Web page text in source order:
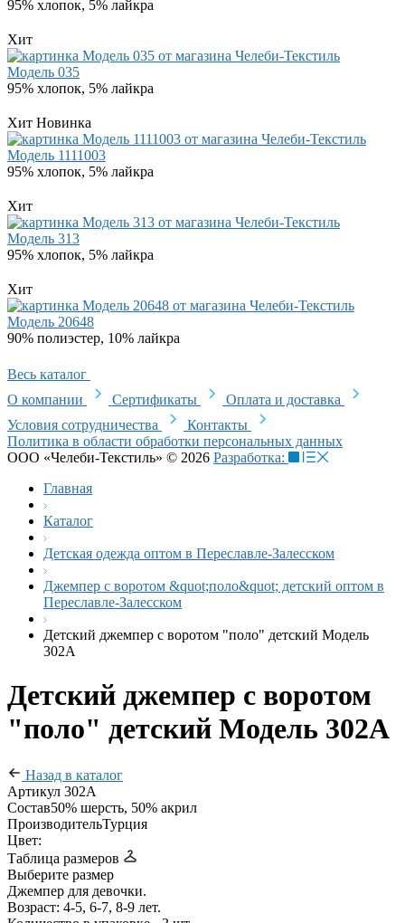
95% хлопок, 5% лайкра
Хит
Модель 035
95% хлопок, 5% лайкра
Хит Новинка
Модель 1111003
95% хлопок, 5% лайкра
Хит
Модель 313
95% хлопок, 5% лайкра
Хит
Модель 20648
90% полиэстер, 10% лайкра
Весь каталог
О компании
Сертификаты
Оплата и доставка
Условия сотрудничества
Контакты
Политика в области обработки персональных данных
ООО «Челеби-Текстиль» © 2026 Разработка:
Главная
Каталог
Детская одежда оптом в Переславле-Залесском
Джемпер с воротом &quot;поло&quot; детский оптом в
Переславле-Залесском
Детский джемпер с воротом "поло" детский Модель
302А
Детский джемпер с воротом
"поло" детский Модель 302А
Назад в каталог
Артикул 302А
Состав50% шерсть, 50% акрил
ПроизводительТурция
Цвет:
Таблица размеров
Выберите размер
Джемпер для девочки.
Возраст: 4-5, 6-7, 8-9 лет.